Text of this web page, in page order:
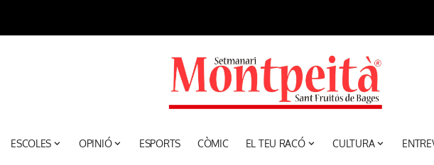
ESCOLES OPINIÓ ESPORTS CÒMIC EL TEU RACÓ CULTURA